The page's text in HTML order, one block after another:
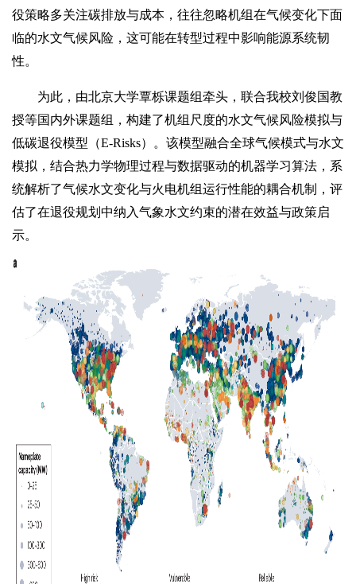
役策略多关注碳排放与成本，往往忽略机组在气候变化下面
临的水文气候风险，这可能在转型过程中影响能源系统韧
性。
为此，由北京大学覃栎课题组牵头，联合我校刘俊国教
授等国内外课题组，构建了机组尺度的水文气候风险模拟与
低碳退役模型（E-Risks）。该模型融合全球气候模式与水文
模拟，结合热力学物理过程与数据驱动的机器学习算法，系
统解析了气候水文变化与火电机组运行性能的耦合机制，评
估了在退役规划中纳入气象水文约束的潜在效益与政策启
示。